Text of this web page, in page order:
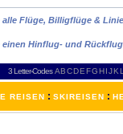
Flüge, Billigflüge &
einen Hinflug- und
3 Letter-Codes ABCDEFGH IJKL
REISEN : SKIREISEN :